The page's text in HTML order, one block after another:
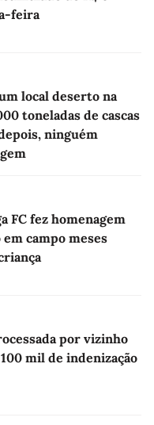
feira
local deserto na
toneladas de cascas
ninguém
FC fez homenagem
campo meses
por vizinho
mil de indenização